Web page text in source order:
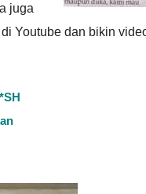
juga
Youtube dan bikin